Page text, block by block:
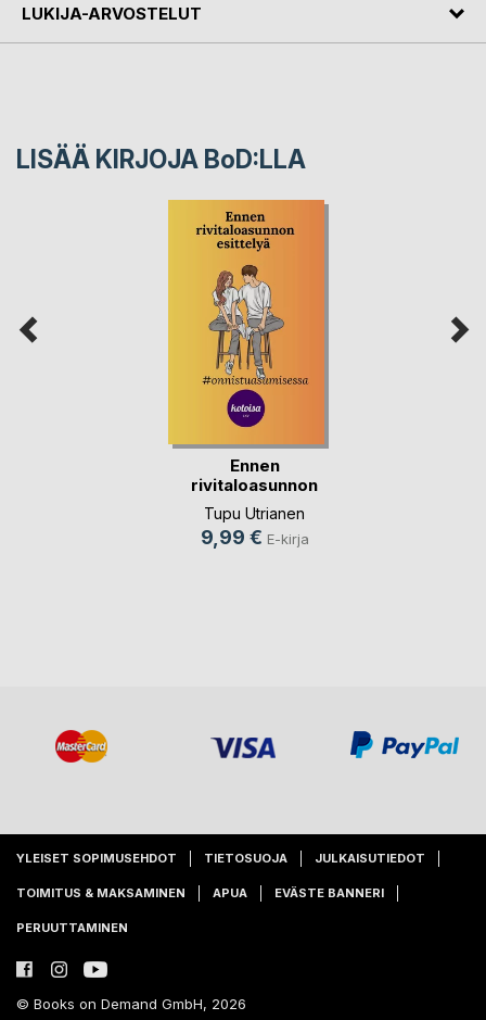
LUKIJA-ARVOSTELUT
LISÄÄ KIRJOJA BoD:LLA
Ennen
rivitaloasunnon
esittelyä
Tupu Utrianen
9,99 € E-kirja
YLEISET SOPIMUSEHDOT TIETOSUOJA JULKAISUTIEDOT
TOIMITUS & MAKSAMINEN APUA EVÄSTE BANNERI
PERUUTTAMINEN
© Books on Demand GmbH, 2026